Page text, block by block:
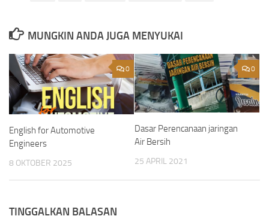
MUNGKIN ANDA JUGA MENYUKAI
0
English for Automotive
Engineers
8 OKTOBER 2025
0
Dasar Perencanaan jaringan
Air Bersih
25 APRIL 2021
TINGGALKAN BALASAN